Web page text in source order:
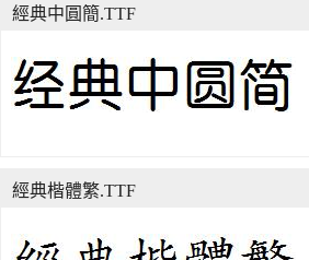
經典中圓簡.TTF
經典楷體繁.TTF